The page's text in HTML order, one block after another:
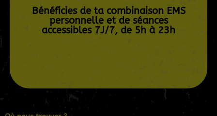
Bénéficies de ta combinaison EMS
personnelle et de séances
accessibles 7J/7, de 5h à 23h
main, au cœur de Bayonne, avec des séances
faciles à réserver et adaptées à ton emploi du
temps.